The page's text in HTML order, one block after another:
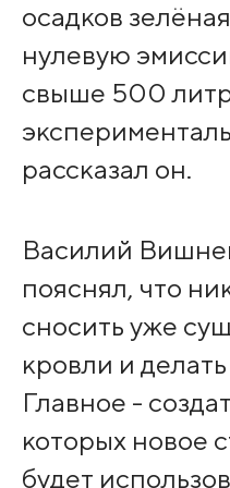
осадков
нулевую
свыше 500
рассказал он.
Василий
пояснял, что
сносить уже
кровли и
Главное -
которых новое
будет